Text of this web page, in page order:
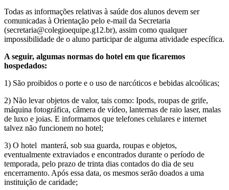
Todas as informações relativas à saúde dos alunos devem ser
comunicadas à Orientação pelo e-mail da Secretaria
(secretaria@colegioequipe.g12.br), assim como qualquer
impossibilidade de o aluno participar de alguma atividade específica.
A seguir, algumas normas do hotel em que ficaremos
hospedados:
1) São proibidos o porte e o uso de narcóticos e bebidas alcoólicas;
2) Não levar objetos de valor, tais como: Ipods, roupas de grife,
máquina fotográfica, câmera de vídeo, lanternas de raio laser, malas
de luxo e joias. E informamos que telefones celulares e internet
talvez não funcionem no hotel;
3) O hotel manterá, sob sua guarda, roupas e objetos,
eventualmente extraviados e encontrados durante o período de
temporada, pelo prazo de trinta dias contados do dia de seu
encerramento. Após essa data, os mesmos serão doados a uma
instituição de caridade;